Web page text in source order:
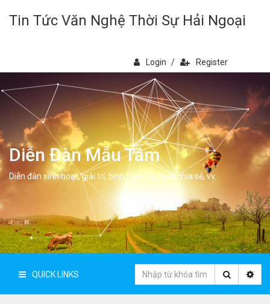
Tin Tức Văn Nghệ Thời Sự Hải Ngoại
Login / Register
Diễn Đàn Mẫu Tâm
Diễn đàn sinh hoạt, giải trí, bình luân, học hỏi, chia sẻ, vv.
QUICK LINKS